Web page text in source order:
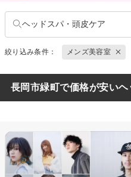
ヘッドスパ・頭皮ケア
絞り込み条件： メンズ美容室
長岡市緑町で価格が安い